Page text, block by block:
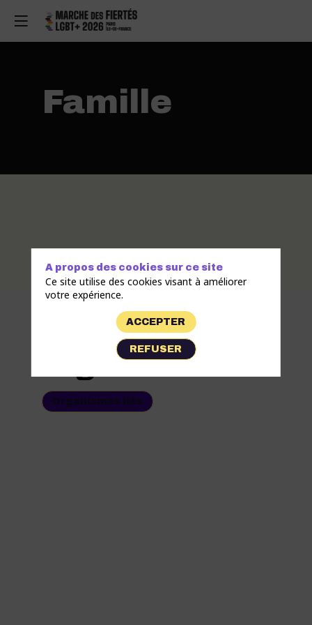
Famille
Organismes
Organismes liés
A propos des cookies sur ce site
Ce site utilise des cookies visant à améliorer
votre expérience.
ACCEPTER
REFUSER